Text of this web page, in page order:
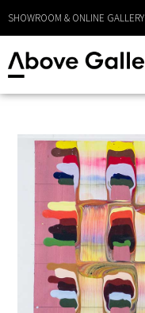
SHOWROOM & ONLINE GALLERY